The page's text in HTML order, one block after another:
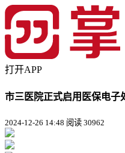
打开APP
市三医院正式启用医保电子
2024-12-26 14:48 阅读 30962